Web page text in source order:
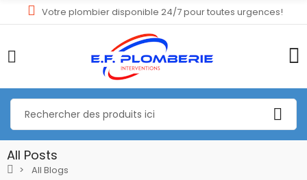
Votre plombier disponible 24/7 pour toutes urgences!
All Posts
All Blogs